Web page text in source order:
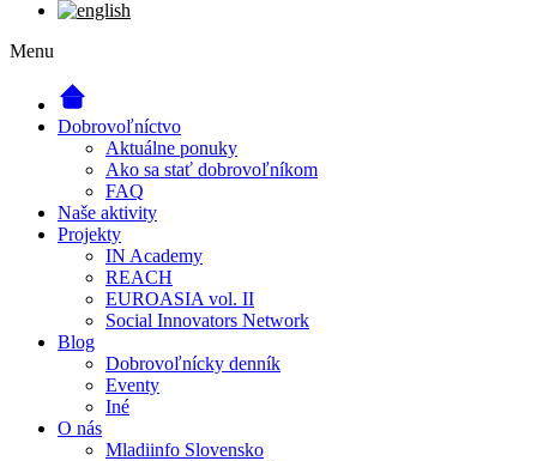
Menu
Dobrovoľníctvo
Aktuálne ponuky
Ako sa stať dobrovoľníkom
FAQ
Naše aktivity
Projekty
IN Academy
REACH
EUROASIA vol. II
Social Innovators Network
Blog
Dobrovoľnícky denník
Eventy
Iné
O nás
Mladiinfo Slovensko